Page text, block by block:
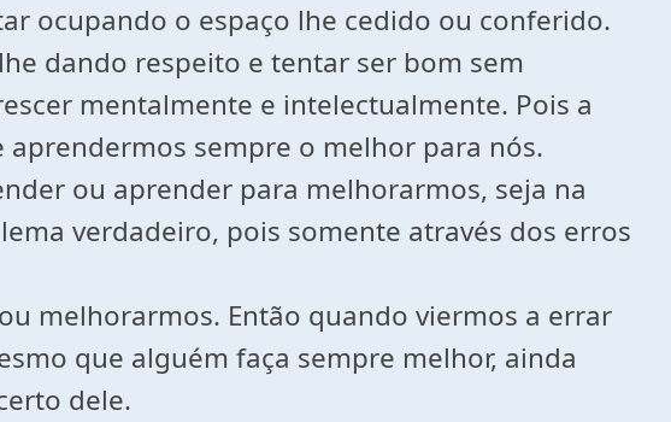
ocupando o espaço lhe cedido ou conferido.
dando respeito e tentar ser bom sem
mentalmente e intelectualmente. Pois a
aprendermos sempre o melhor para nós.
ou aprender para melhorarmos, seja na
verdadeiro, pois somente através dos erros
melhorarmos. Então quando viermos a errar
que alguém faça sempre melhor, ainda
dele.